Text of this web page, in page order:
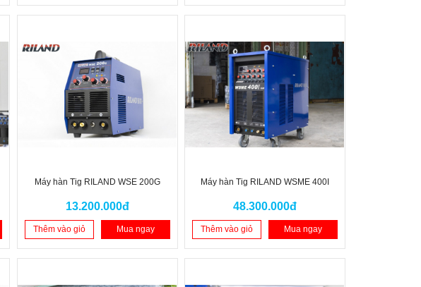
Máy hàn Tig RILAND WSE 200G
13.200.000đ
Thêm vào giỏ Mua ngay
Máy hàn Tig RILAND WSME 400I
48.300.000đ
Thêm vào giỏ Mua ngay